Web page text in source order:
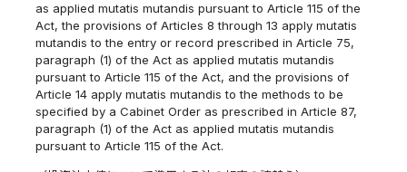
as applied mutatis mutandis pursuant to Article 115 of the
Act, the provisions of Articles 8 through 13 apply mutatis
mutandis to the entry or record prescribed in Article 75,
paragraph (1) of the Act as applied mutatis mutandis
pursuant to Article 115 of the Act, and the provisions of
Article 14 apply mutatis mutandis to the methods to be
specified by a Cabinet Order as prescribed in Article 87,
paragraph (1) of the Act as applied mutatis mutandis
pursuant to Article 115 of the Act.